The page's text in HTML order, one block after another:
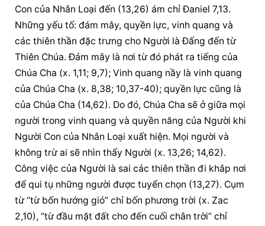
Con của Nhân Loại đến (13,26) ám chỉ Đaniel 7,13.
Những yếu tố: đám mây, quyền lực, vinh quang và
các thiên thần đặc trưng cho Người là Đấng đến từ
Thiên Chúa. Đám mây là nơi từ đó phát ra tiếng của
Chúa Cha (x. 1,11; 9,7); Vinh quang nầy là vinh quang
của Chúa Cha (x. 8,38; 10,37-40); quyền lực cũng là
của Chúa Cha (14,62). Do đó, Chúa Cha sẽ ở giữa mọi
người trong vinh quang và quyền năng của Người khi
Người Con của Nhân Loại xuất hiện. Mọi người và
không trừ ai sẽ nhìn thấy Người (x. 13,26; 14,62).
Công việc của Người là sai các thiên thần đi khắp nơi
để qui tụ những người được tuyển chọn (13,27). Cụm
từ “từ bốn hướng gió” chỉ bốn phương trời (x. Zac
2,10), “từ đầu mặt đất cho đến cuối chân trời” chỉ